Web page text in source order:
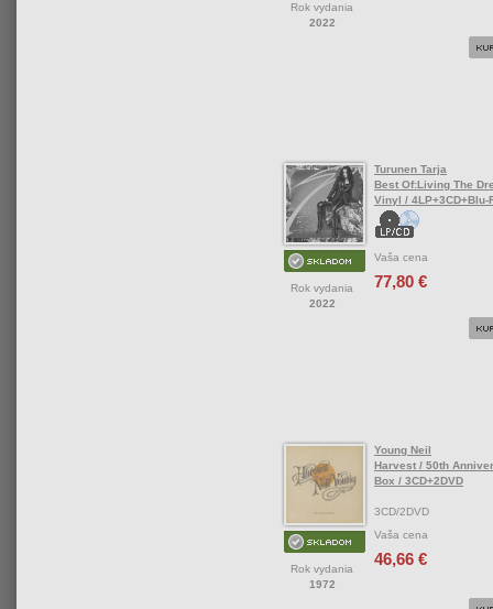
Rok vydania
2022
Rok vydania
2022
Turunen Tarja
Best Of:Living The
Vinyl / 4LP+3CD+Blu-
Vaša cena
77,80 €
Rok vydania
1972
Young Neil
Harvest / 50th
Box / 3CD+2DVD
3CD/2DVD
Vaša cena
46,66 €